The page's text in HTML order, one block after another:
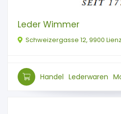
Leder Wimmer
Schweizergasse 12, 9900
Handel Lederwaren